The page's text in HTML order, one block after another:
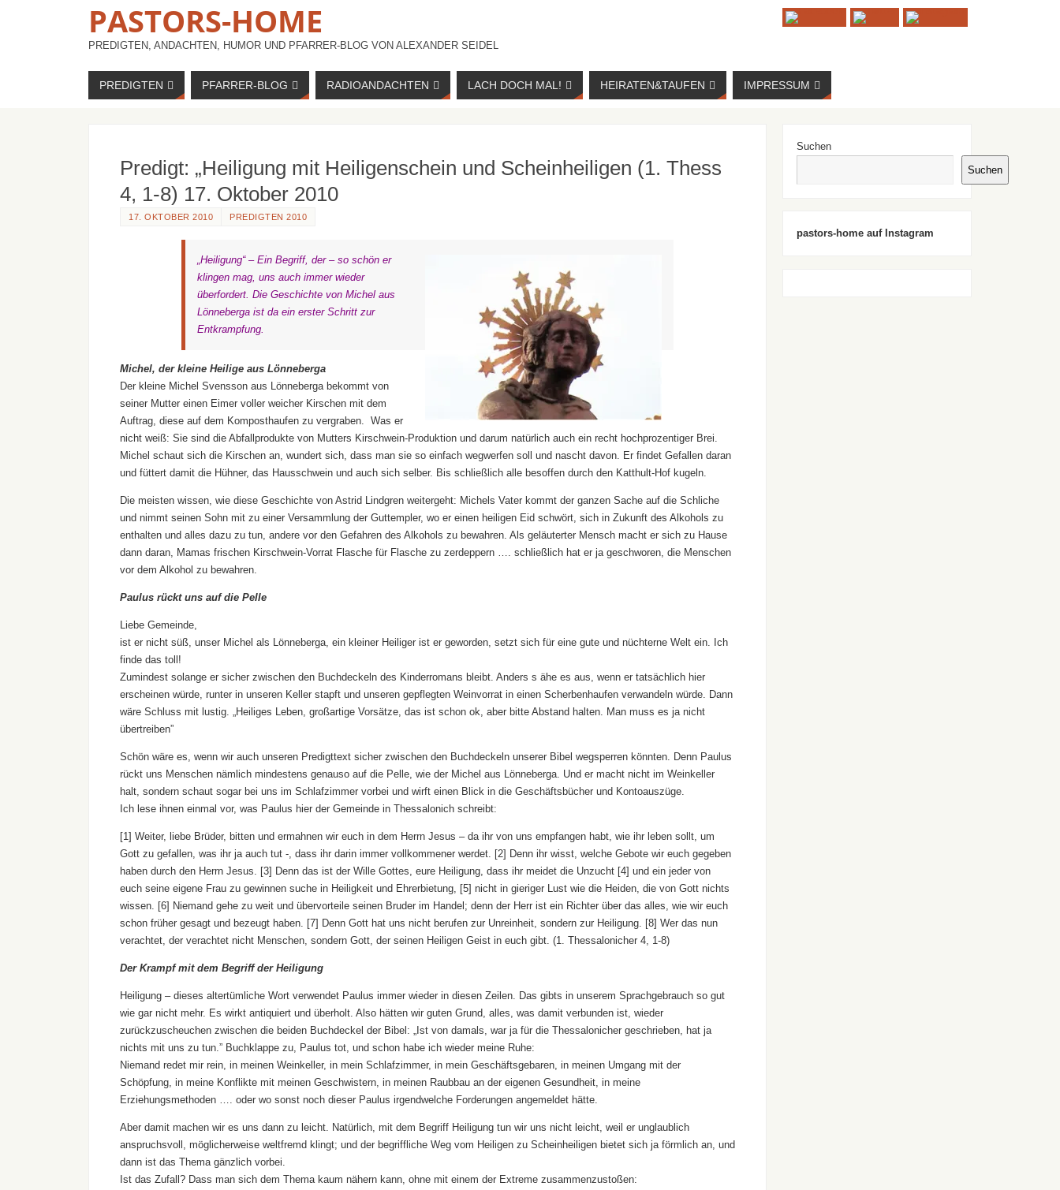
PASTORS-HOME
PREDIGTEN, ANDACHTEN, HUMOR UND PFARRER-BLOG VON ALEXANDER SEIDEL
PREDIGTEN PFARRER-BLOG RADIOANDACHTEN LACH DOCH MAL! HEIRATEN&TAUFEN IMPRESSUM
Predigt: „Heiligung mit Heiligenschein und Scheinheiligen (1. Thess
4, 1-8) 17. Oktober 2010
17. OKTOBER 2010 PREDIGTEN 2010
„Heiligung“– Ein Begriff, der – so schön er
klingen mag, uns auch immer wieder
überfordert. Die Geschichte von Michel aus
Lönneberga ist da ein erster Schritt zur
Entkrampfung.
Michel, der kleine Heilige aus Lönneberga
Der kleine Michel Svensson aus Lönneberga bekommt von
seiner Mutter einen Eimer voller weicher Kirschen mit dem
Auftrag, diese auf dem Komposthaufen zu vergraben. Was er
nicht weiß: Sie sind die Abfallprodukte von Mutters Kirschwein-Produktion und darum natürlich auch ein recht hochprozentiger Brei.
Michel schaut sich die Kirschen an, wundert sich, dass man sie so einfach wegwerfen soll und nascht davon. Er findet Gefallen daran
und füttert damit die Hühner, das Hausschwein und auch sich selber. Bis schließlich alle besoffen durch den Katthult-Hof kugeln.
Die meisten wissen, wie diese Geschichte von Astrid Lindgren weitergeht: Michels Vater kommt der ganzen Sache auf die Schliche
und nimmt seinen Sohn mit zu einer Versammlung der Guttempler, wo er einen heiligen Eid schwört, sich in Zukunft des Alkohols zu
enthalten und alles dazu zu tun, andere vor den Gefahren des Alkohols zu bewahren. Als geläuterter Mensch macht er sich zu Hause
dann daran, Mamas frischen Kirschwein-Vorrat Flasche für Flasche zu zerdeppern …. schließlich hat er ja geschworen, die Menschen
vor dem Alkohol zu bewahren.
Paulus rückt uns auf die Pelle
Liebe Gemeinde,
ist er nicht süß, unser Michel als Lönneberga, ein kleiner Heiliger ist er geworden, setzt sich für eine gute und nüchterne Welt ein. Ich
finde das toll!
Zumindest solange er sicher zwischen den Buchdeckeln des Kinderromans bleibt. Anders s ähe es aus, wenn er tatsächlich hier
erscheinen würde, runter in unseren Keller stapft und unseren gepflegten Weinvorrat in einen Scherbenhaufen verwandeln würde. Dann
wäre Schluss mit lustig. „Heiliges Leben, großartige Vorsätze, das ist schon ok, aber bitte Abstand halten. Man muss es ja nicht
übertreiben”
Schön wäre es, wenn wir auch unseren Predigttext sicher zwischen den Buchdeckeln unserer Bibel wegsperren könnten. Denn Paulus
rückt uns Menschen nämlich mindestens genauso auf die Pelle, wie der Michel aus Lönneberga. Und er macht nicht im Weinkeller
halt, sondern schaut sogar bei uns im Schlafzimmer vorbei und wirft einen Blick in die Geschäftsbücher und Kontoauszüge.
Ich lese ihnen einmal vor, was Paulus hier der Gemeinde in Thessalonich schreibt:
[1] Weiter, liebe Brüder, bitten und ermahnen wir euch in dem Herrn Jesus – da ihr von uns empfangen habt, wie ihr leben sollt, um
Gott zu gefallen, was ihr ja auch tut -, dass ihr darin immer vollkommener werdet. [2] Denn ihr wisst, welche Gebote wir euch gegeben
haben durch den Herrn Jesus. [3] Denn das ist der Wille Gottes, eure Heiligung, dass ihr meidet die Unzucht [4] und ein jeder von
euch seine eigene Frau zu gewinnen suche in Heiligkeit und Ehrerbietung, [5] nicht in gieriger Lust wie die Heiden, die von Gott nichts
wissen. [6] Niemand gehe zu weit und übervorteile seinen Bruder im Handel; denn der Herr ist ein Richter über das alles, wie wir euch
schon früher gesagt und bezeugt haben. [7] Denn Gott hat uns nicht berufen zur Unreinheit, sondern zur Heiligung. [8] Wer das nun
verachtet, der verachtet nicht Menschen, sondern Gott, der seinen Heiligen Geist in euch gibt. (1. Thessalonicher 4, 1-8)
Der Krampf mit dem Begriff der Heiligung
Heiligung – dieses altertümliche Wort verwendet Paulus immer wieder in diesen Zeilen. Das gibts in unserem Sprachgebrauch so gut
wie gar nicht mehr. Es wirkt antiquiert und überholt. Also hätten wir guten Grund, alles, was damit verbunden ist, wieder
zurückzuscheuchen zwischen die beiden Buchdeckel der Bibel: „Ist von damals, war ja für die Thessalonicher geschrieben, hat ja
nichts mit uns zu tun.” Buchklappe zu, Paulus tot, und schon habe ich wieder meine Ruhe:
Niemand redet mir rein, in meinen Weinkeller, in mein Schlafzimmer, in mein Geschäftsgebaren, in meinen Umgang mit der
Schöpfung, in meine Konflikte mit meinen Geschwistern, in meinen Raubbau an der eigenen Gesundheit, in meine
Erziehungsmethoden …. oder wo sonst noch dieser Paulus irgendwelche Forderungen angemeldet hätte.
Aber damit machen wir es uns dann zu leicht. Natürlich, mit dem Begriff Heiligung tun wir uns nicht leicht, weil er unglaublich
anspruchsvoll, möglicherweise weltfremd klingt; und der begriffliche Weg vom Heiligen zu Scheinheiligen bietet sich ja förmlich an, und
dann ist das Thema gänzlich vorbei.
Ist das Zufall? Dass man sich dem Thema kaum nähern kann, ohne mit einem der Extreme zusammenzustoßen:
Suchen
Suchen
pastors-home auf Instagram